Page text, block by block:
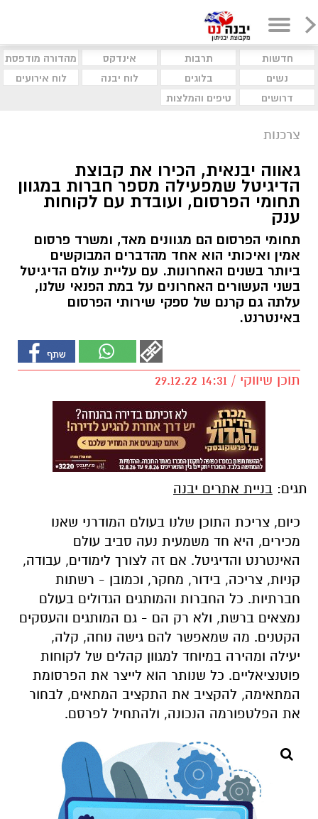
חדשות תרבות אינדקס
מהדורה מודפסת
נשים
בלוגים לוח יבנה
לוח אירועים
דרושים
טיפים והמלצות
צרכנות
גאווה יבנאית, הכירו את קבוצת
הדיגיטל שמפעילה מספר חברות במגוון
תחומי הפרסום, ועובדת עם לקוחות
ענק
תחומי הפרסום הם מגוונים מאד, ומשרד פרסום
אמין ואיכותי הוא אחד מהדברים המבוקשים
ביותר בשנים האחרונות. עם עליית עולם הדיגיטל
בשני העשורים האחרונים על במת הפנאי שלנו,
עלתה גם קרנם של ספקי שירותי הפרסום
באינטרנט.
תוכן שיווקי / 14:31 29.12.22
תגים: בניית אתרים יבנה
כיום, צריכת התוכן שלנו בעולם המודרני שאנו
מכירים, היא חד משמעית נעה סביב עולם
האינטרנט והדיגיטל. אם זה לצורך לימודים, עבודה,
קניות, צריכה, בידור, מחקר, וכמובן - רשתות
חברתיות. כל החברות והמותגים הגדולים בעולם
נמצאים ברשת, ולא רק הם - גם המותגים והעסקים
הקטנים. מה שמאפשר להם גישה נוחה, קלה,
יעילה ומהירה במיוחד למגוון קהלים של לקוחות
פוטנציאליים. כל שנותר הוא לייצר את הפרסומת
המתאימה, להקציב את התקציב המתאים, לבחור
את הפלטפורמה הנכונה, ולהתחיל לפרסם.